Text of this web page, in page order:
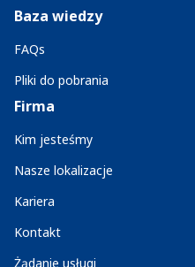
Baza wiedzy
FAQs
Pliki do pobrania
Firma
Kim jesteśmy
Nasze lokalizacje
Kariera
Kontakt
Żądanie usługi